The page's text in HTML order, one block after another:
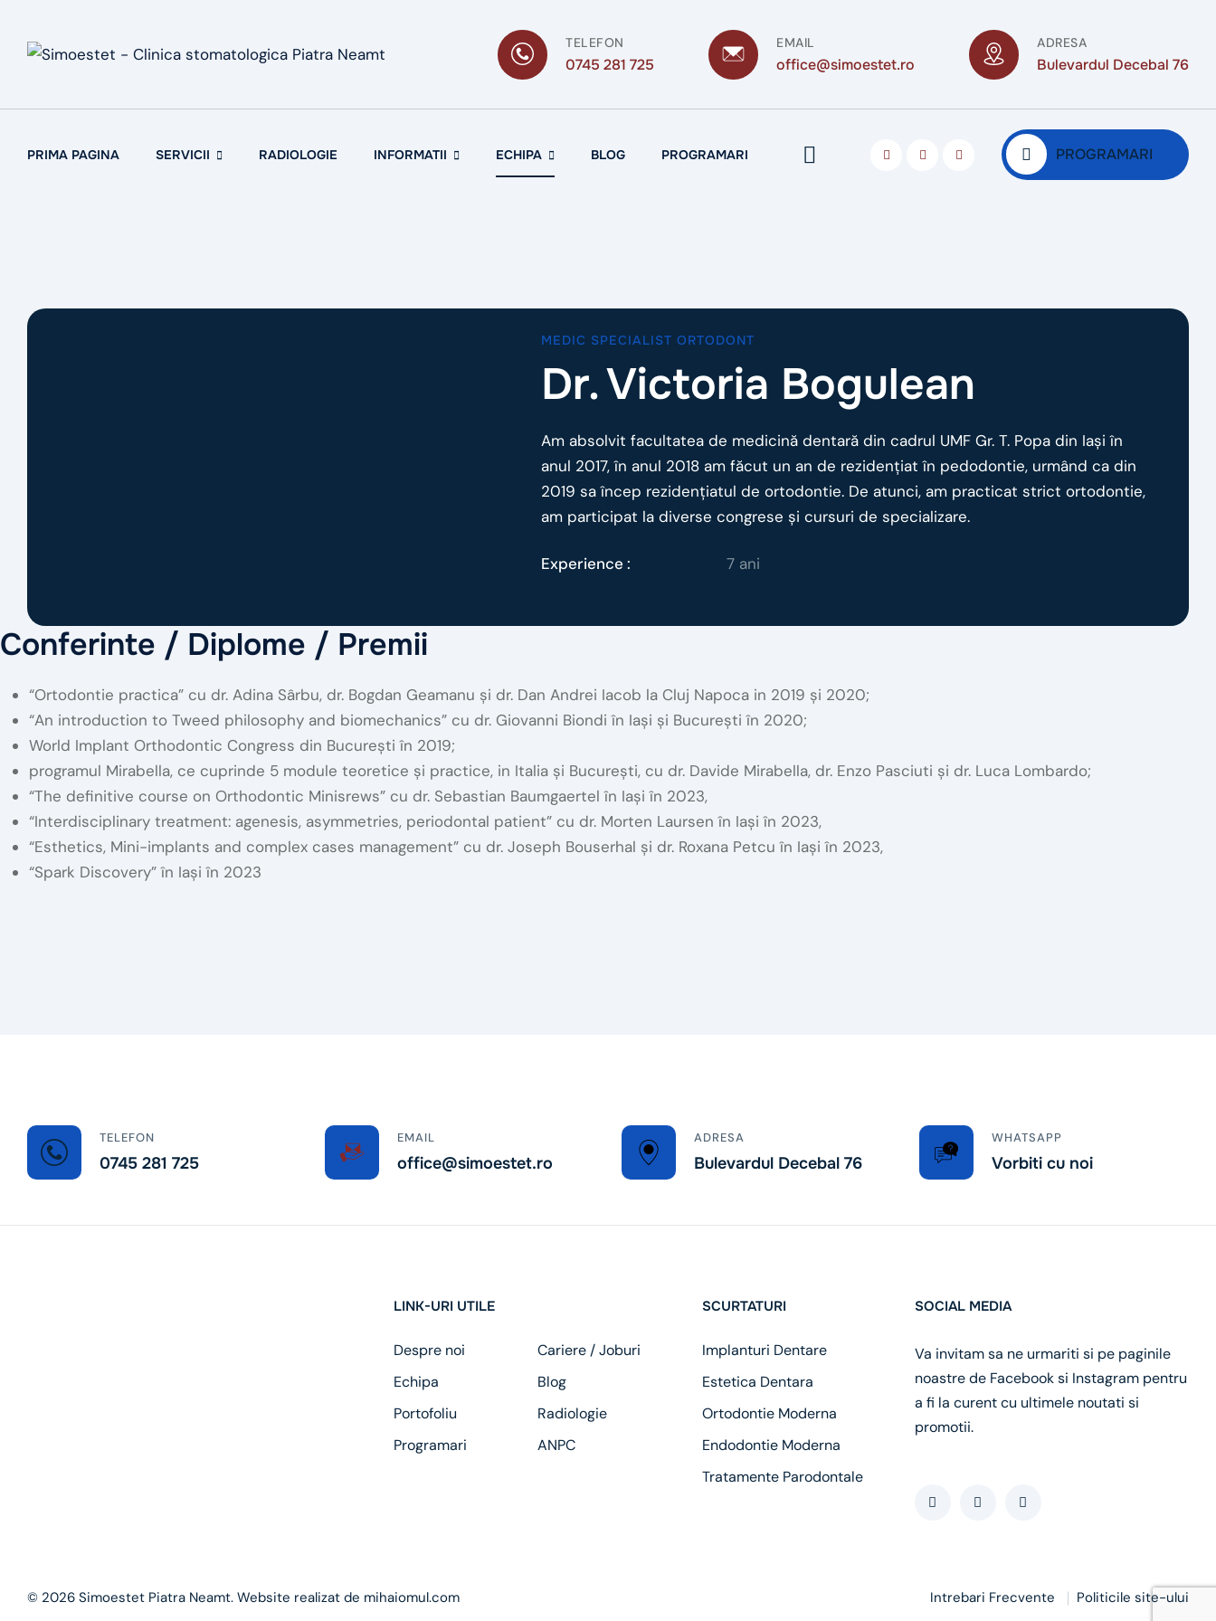
content
TELEFON
0745 281 725
EMAIL
office@simoestet.ro
ADRESA
Bulevardul Decebal 76
PRIMA PAGINA SERVICII RADIOLOGIE INFORMATII ECHIPA BLOG PROGRAMARI PROGRAMARI
MEDIC SPECIALIST ORTODONT
Dr. Victoria Bogulean
Am absolvit facultatea de medicină dentară din cadrul UMF Gr. T. Popa din Iași în
anul 2017, în anul 2018 am făcut un an de rezidențiat în pedodontie, urmând ca din
2019 sa încep rezidențiatul de ortodontie. De atunci, am practicat strict ortodontie,
am participat la diverse congrese și cursuri de specializare.
Experience : 7 ani
Conferinte / Diplome / Premii
“Ortodontie practica” cu dr. Adina Sârbu, dr. Bogdan Geamanu și dr. Dan Andrei Iacob la Cluj Napoca in 2019 și 2020;
“An introduction to Tweed philosophy and biomechanics” cu dr. Giovanni Biondi în Iași și București în 2020;
World Implant Orthodontic Congress din București în 2019;
programul Mirabella, ce cuprinde 5 module teoretice și practice, in Italia și București, cu dr. Davide Mirabella, dr. Enzo Pasciuti și dr. Luca Lombardo;
“The definitive course on Orthodontic Minisrews” cu dr. Sebastian Baumgaertel în Iași în 2023,
“Interdisciplinary treatment: agenesis, asymmetries, periodontal patient” cu dr. Morten Laursen în Iași în 2023,
“Esthetics, Mini-implants and complex cases management” cu dr. Joseph Bouserhal și dr. Roxana Petcu în Iași în 2023,
“Spark Discovery” în Iași în 2023
TELEFON
0745 281 725
EMAIL
office@simoestet.ro
ADRESA
Bulevardul Decebal 76
WHATSAPP
Vorbiti cu noi
LINK-URI UTILE
Despre noi
Cariere / Joburi
Echipa
Blog
Portofoliu
Radiologie
Programari
ANPC
SCURTATURI
Implanturi Dentare
Estetica Dentara
Ortodontie Moderna
Endodontie Moderna
Tratamente Parodontale
SOCIAL MEDIA
Va invitam sa ne urmariti si pe paginile
noastre de Facebook si Instagram pentru
a fi la curent cu ultimele noutati si
promotii.
© 2026 Simoestet Piatra Neamt. Website realizat de mihaiomul.com Intrebari Frecvente Politicile site-ului